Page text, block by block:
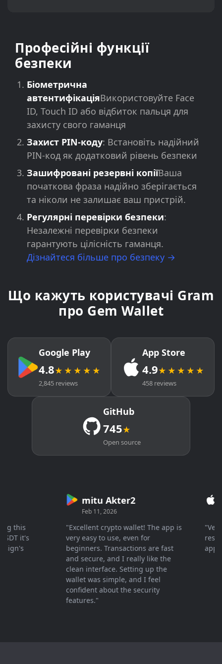
Професійні функції
безпеки
Біометрична
автентифікаціяВикористовуйте Face
ID, Touch ID або відбиток пальця для
захисту свого гаманця
Захист PIN-коду: Встановіть надійний
PIN-код як додатковий рівень безпеки
Зашифровані резервні копіїВаша
початкова фраза надійно зберігається
та ніколи не залишає ваш пристрій.
Регулярні перевірки безпеки:
Незалежні перевірки безпеки
гарантують цілісність гаманця.
Дізнайтеся більше про безпеку →
Що кажуть користувачі Gram
про Gem Wallet
Google Play
4.8★★★★★
2,845 reviews
App Store
4.9★★★★★
458 reviews
GitHub
745★
Open source
it's
mitu Akter2
Feb 11, 2026
"Excellent crypto wallet! The app is
very easy to use, even for
beginners. Transactions are fast
and secure, and I really like the
clean interface. Setting up the
wallet was simple, and I feel
confident about the security
features."
"Very